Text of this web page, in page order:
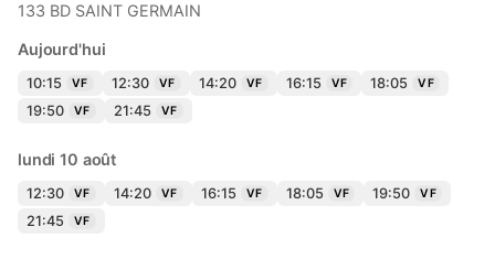
133 BD SAINT GERMAIN
Aujourd'hui
10:15 VF 12:30 VF 14:20 VF 16:15 VF 18:05 VF
19:50 VF 21:45 VF
lundi 10 août
12:30 VF 14:20 VF 16:15 VF 18:05 VF 19:50 VF
21:45 VF